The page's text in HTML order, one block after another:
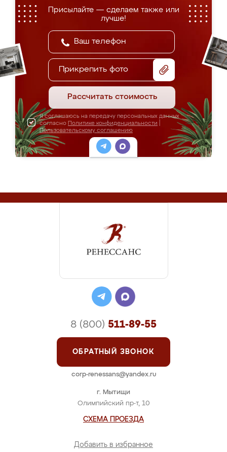
Присылайте — сделаем также или
лучше!
Прикрепить фото
Рассчитать стоимость
Я соглашаюсь на передачу персональных данных
согласно Политике конфиденциальности
Пользовательскому соглашению
г. Мытищи
Олимпийский пр-т, 10
СХЕМА ПРОЕЗДА
Добавить в избранное
8 (800) 511-89-55
ОБРАТНЫЙ ЗВОНОК
corp-renessans@yandex.ru